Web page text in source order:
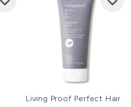
Living Proof Perfect Hair